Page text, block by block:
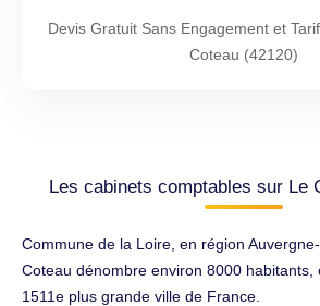
Devis Gratuit Sans Engagement et
Coteau (42120)
Les cabinets comptables sur Le
Commune de la Loire, en région
Coteau dénombre environ 8000 habitants,
1511e plus grande ville de France.